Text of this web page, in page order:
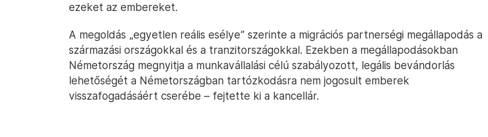
ezeket az embereket.
A megoldás „egyetlen reális esélye” szerinte a migrációs partnerségi megállapodás a
származási országokkal és a tranzitországokkal. Ezekben a megállapodásokban
Németország megnyitja a munkavállalási célú szabályozott, legális bevándorlás
lehetőségét a Németországban tartózkodásra nem jogosult emberek
visszafogadásáért cserébe – fejtette ki a kancellár.